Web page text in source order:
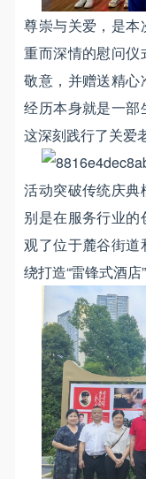
尊崇与关爱，是
重而深情的慰问
敬意，并赠送精
经历本身就是一部
这深刻践行了关爱
活动突破传统庆
别是在服务行业
观了位于麓谷街
绕打造“雷锋式酒店